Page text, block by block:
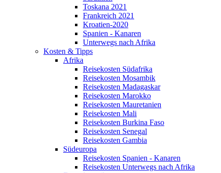
Toskana 2021
Frankreich 2021
Kroatien-2020
Spanien - Kanaren
Unterwegs nach Afrika
Kosten & Tipps
Afrika
Reisekosten Südafrika
Reisekosten Mosambik
Reisekosten Madagaskar
Reisekosten Marokko
Reisekosten Mauretanien
Reisekosten Mali
Reisekosten Burkina Faso
Reisekosten Senegal
Reisekosten Gambia
Südeuropa
Reisekosten Spanien - Kanaren
Reisekosten Unterwegs nach Afrika